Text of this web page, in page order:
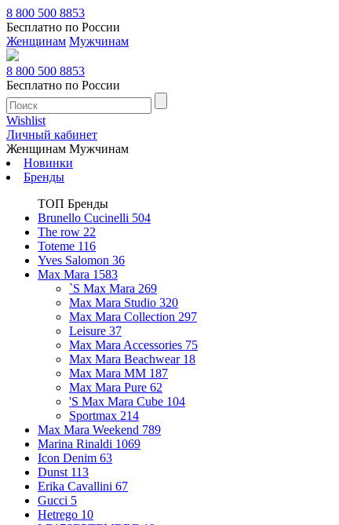
8 800 500 8853
Бесплатно по России
Женщинам Мужчинам
8 800 500 8853
Бесплатно по России
Wishlist
Личный кабинет
Женщинам Мужчинам
Новинки
Бренды
ТОП Бренды
Brunello Cucinelli 504
The row 22
Toteme 116
Yves Salomon 36
Max Mara 1583
`S Max Mara 269
Max Mara Studio 320
Max Mara Collection 297
Leisure 37
Max Mara Accessories 75
Max Mara Beachwear 18
Max Mara MM 187
Max Mara Pure 62
'S Max Mara Cube 104
Sportmax 214
Max Mara Weekend 789
Marina Rinaldi 1069
Icon Denim 63
Dunst 113
Erika Cavallini 67
Gucci 5
Hetrego 10